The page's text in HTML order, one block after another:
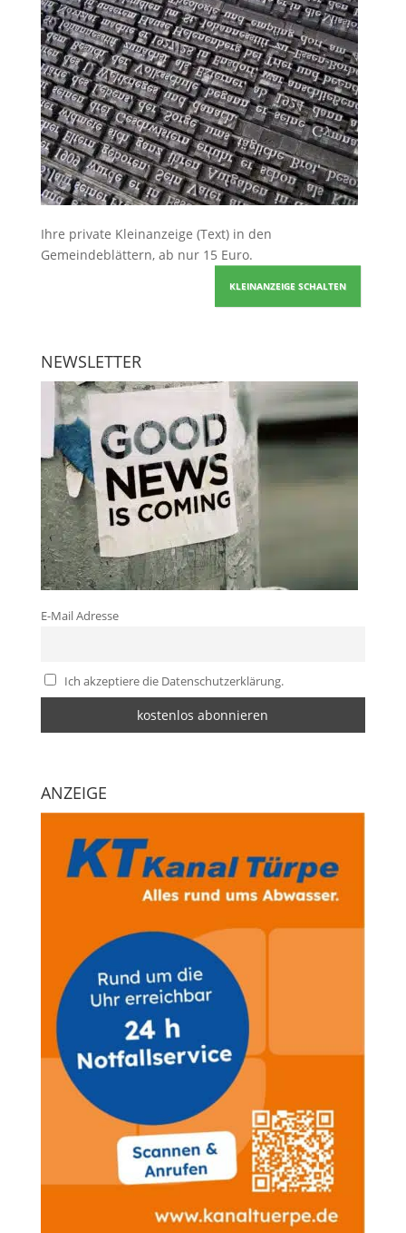
Ihre private Kleinanzeige (Text) in den
Gemeindeblättern, ab nur 15 Euro.
KLEINANZEIGE SCHALTEN
NEWSLETTER
E-Mail Adresse
Ich akzeptiere die Datenschutzerklärung.
ANZEIGE